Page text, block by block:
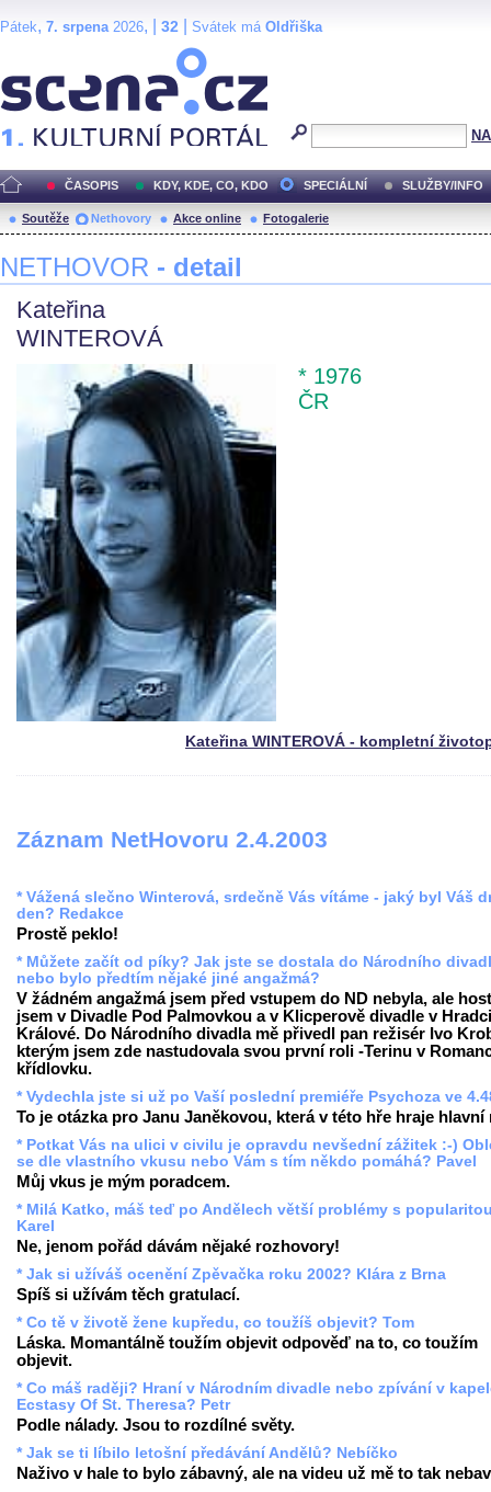
Pátek, 7. srpena2026, | 32 Svátek má Oldřiška
ČASOPIS KDY, KDE, CO, KDO SPECIÁLNÍ SLUŽBY/INFO
Soutěže Nethovory Akce online Fotogalerie
NETHOVOR - detail
Kateřina
WINTEROVÁ
* 1976
ČR
Kateřina WINTEROVÁ - kompletní
Záznam NetHovoru 2.4.2003
* Vážená slečno Winterová, srdečně Vás vítáme - jaký byl Váš
den? Redakce
Prostě peklo!
* Můžete začít od píky? Jak jste se dostala do Národního
nebo bylo předtím nějaké jiné angažmá?
V žádném angažmá jsem před vstupem do ND nebyla, ale
jsem v Divadle Pod Palmovkou a v Klicperově divadle v Hradci
Králové. Do Národního divadla mě přivedl pan režisér Ivo
kterým jsem zde nastudovala svou první roli -Terinu v
křídlovku.
* Vydechla jste si už po Vaší poslední premiéře Psychoza ve
To je otázka pro Janu Janěkovou, která v této hře hraje hlavní
* Potkat Vás na ulici v civilu je opravdu nevšední zážitek :-)
se dle vlastního vkusu nebo Vám s tím někdo pomáhá? Pavel
Můj vkus je mým poradcem.
* Milá Katko, máš teď po Andělech větší problémy s
Karel
Ne, jenom pořád dávám nějaké rozhovory!
* Jak si užíváš ocenění Zpěvačka roku 2002? Klára z Brna
Spíš si užívám těch gratulací.
* Co tě v životě žene kupředu, co toužíš objevit? Tom
Láska. Momantálně toužím objevit odpověď na to, co toužím
objevit.
* Co máš raději? Hraní v Národním divadle nebo zpívání v
Ecstasy Of St. Theresa? Petr
Podle nálady. Jsou to rozdílné světy.
* Jak se ti líbilo letošní předávání Andělů? Nebíčko
Naživo v hale to bylo zábavný, ale na videu už mě to tak